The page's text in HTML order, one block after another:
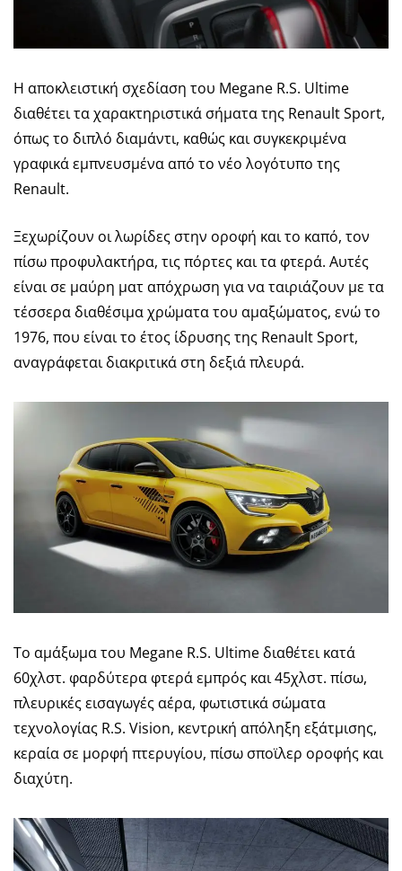
Η αποκλειστική σχεδίαση του Megane R.S. Ultime
διαθέτει τα χαρακτηριστικά σήματα της Renault Sport,
όπως το διπλό διαμάντι, καθώς και συγκεκριμένα
γραφικά εμπνευσμένα από το νέο λογότυπο της
Renault.
Ξεχωρίζουν οι λωρίδες στην οροφή και το καπό, τον
πίσω προφυλακτήρα, τις πόρτες και τα φτερά. Αυτές
είναι σε μαύρη ματ απόχρωση για να ταιριάζουν με τα
τέσσερα διαθέσιμα χρώματα του αμαξώματος, ενώ το
1976, που είναι το έτος ίδρυσης της Renault Sport,
αναγράφεται διακριτικά στη δεξιά πλευρά.
Το αμάξωμα του Megane R.S. Ultime διαθέτει κατά
60χλστ. φαρδύτερα φτερά εμπρός και 45χλστ. πίσω,
πλευρικές εισαγωγές αέρα, φωτιστικά σώματα
τεχνολογίας R.S. Vision, κεντρική απόληξη εξάτμισης,
κεραία σε μορφή πτερυγίου, πίσω σποϊλερ οροφής και
διαχύτη.